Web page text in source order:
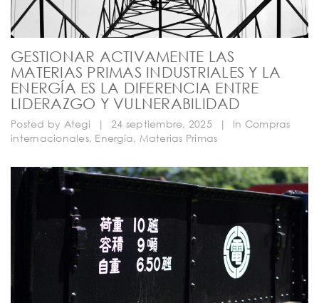
GESTIONAR ACTIVAMENTE LAS
MATERIAS PRIMAS INDUSTRIALES Y LA
ENERGÍA ES LA DIFERENCIA ENTRE
LIDERAZGO Y VULNERABILIDAD
Posted by Ategi | 24 septiembre, 2025 | In Compras
internacionales, Energía, Materias Primas